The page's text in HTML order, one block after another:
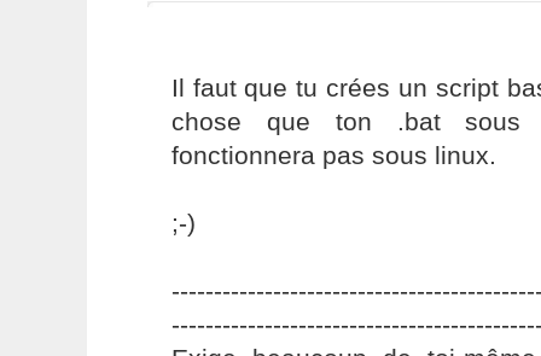
Il faut que tu crées un script
chose que ton .bat
fonctionnera pas sous linux.
;-)